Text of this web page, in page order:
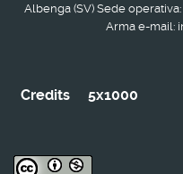
Albenga (SV) Sede
Arma e-mail:
Credits 5x1000